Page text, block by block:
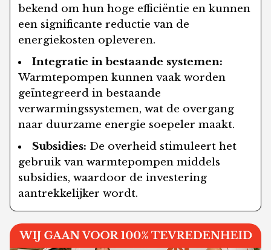
bekend om hun hoge efficiëntie en kunnen
een significante reductie van de
energiekosten opleveren.
Integratie in bestaande systemen:
Warmtepompen kunnen vaak worden
geïntegreerd in bestaande
verwarmingssystemen, wat de overgang
naar duurzame energie soepeler maakt.
Subsidies: De overheid stimuleert het
gebruik van warmtepompen middels
subsidies, waardoor de investering
aantrekkelijker wordt.